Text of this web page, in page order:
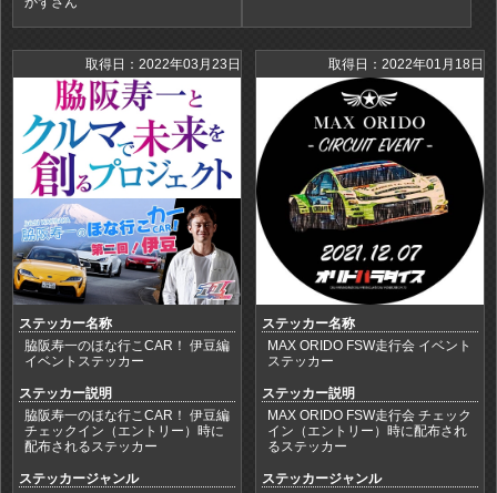
取得日：2022年03月23日
ステッカー名称
脇阪寿一のほな行こCAR！ 伊豆編
イベントステッカー
ステッカー説明
脇阪寿一のほな行こCAR！ 伊豆編
チェックイン（エントリー）時に
配布されるステッカー
ステッカージャンル
取得日：2022年01月18日
ステッカー名称
MAX ORIDO FSW走行会 イベント
ステッカー
ステッカー説明
MAX ORIDO FSW走行会 チェック
イン（エントリー）時に配布され
るステッカー
ステッカージャンル